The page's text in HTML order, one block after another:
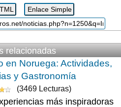
relacionadas
en Noruega: Actividades,
y Gastronomía
(3469 Lecturas)
más inspiradoras